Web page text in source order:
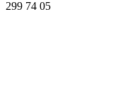
299 74 05